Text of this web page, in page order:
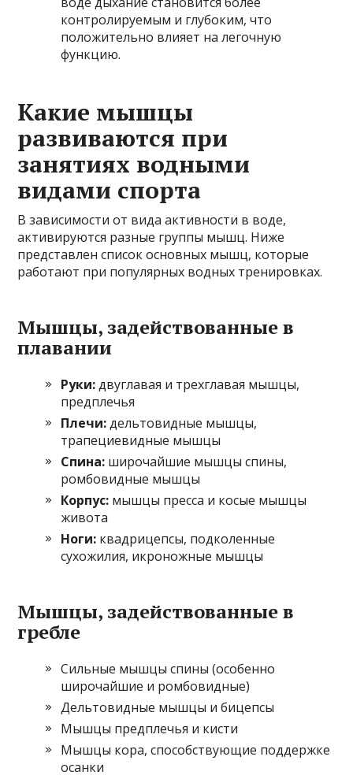
контролируемым и глубоким, что
положительно влияет на легочную
функцию.
Какие мышцы
развиваются при
занятиях водными
видами спорта
В зависимости от вида активности в воде,
активируются разные группы мышц. Ниже
представлен список основных мышц, которые
работают при популярных водных тренировках.
Мышцы, задействованные в
плавании
Руки:двуглавая и трехглавая мышцы,
предплечья
Плечи:дельтовидные мышцы,
трапециевидные мышцы
Спина: широчайшие мышцы спины,
ромбовидные мышцы
Корпус: мышцы пресса и косые мышцы
живота
Ноги: квадрицепсы, подколенные
сухожилия, икроножные мышцы
Мышцы, задействованные в
гребле
Сильные мышцы спины (особенно
широчайшие и ромбовидные)
Дельтовидные мышцы и бицепсы
Мышцы предплечья и кисти
Мышцы кора, способствующие поддержке
осанки